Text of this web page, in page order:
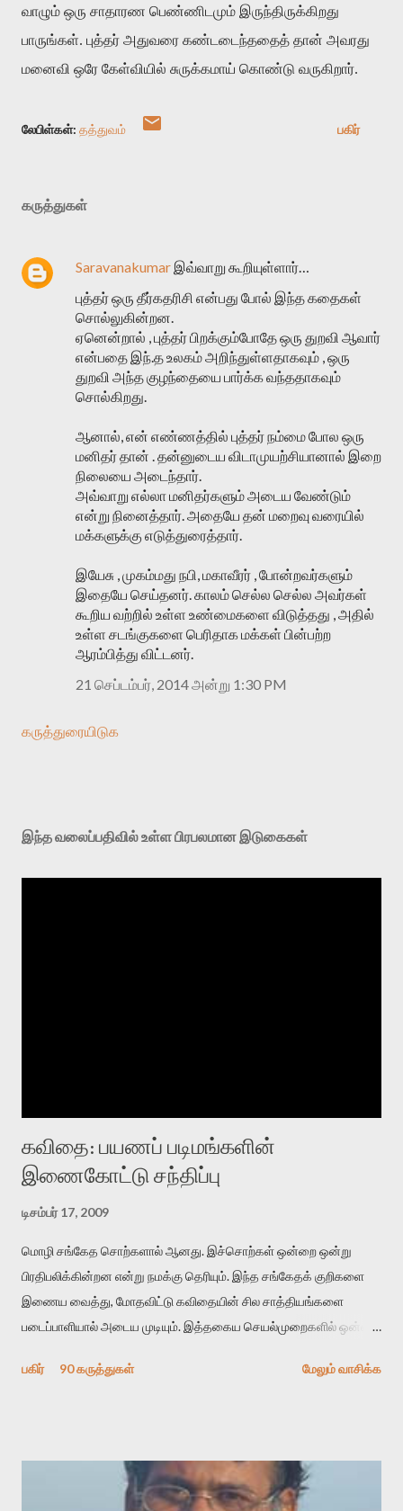
வாழும் ஒரு சாதாரண பெண்ணிடமும் இருந்திருக்கிறது
பாருங்கள். புத்தர் அதுவரை கண்டடைந்ததைத் தான் அவரது
மனைவி ஒரே கேள்வியில் சுருக்கமாய் கொண்டு வருகிறார்.
லேபிள்கள்: தத்துவம் பகிர்
கருத்துகள்
Saravanakumar இவ்வாறு கூறியுள்ளார்…
புத்தர் ஒரு தீர்கதரிசி என்பது போல் இந்த கதைகள்
சொல்லுகின்றன.
ஏனென்றால் , புத்தர் பிறக்கும்போதே ஒரு துறவி ஆவார்
என்பதை இந்.த உலகம் அறிந்துள்ளதாகவும் , ஒரு
துறவி அந்த குழந்தையை பார்க்க வந்ததாகவும்
சொல்கிறது.
ஆனால், என் எண்ணத்தில் புத்தர் நம்மை போல ஒரு
மனிதர் தான் . தன்னுடைய விடாமுயற்சியானால் இறை
நிலையை அடைந்தார்.
அவ்வாறு எல்லா மனிதர்களும் அடைய வேண்டும்
என்று நினைத்தார். அதையே தன் மறைவு வரையில்
மக்களுக்கு எடுத்துரைத்தார்.
இயேசு , முகம்மது நபி, மகாவீரர் , போன்றவர்களும்
இதையே செய்தனர். காலம் செல்ல செல்ல அவர்கள்
கூறிய வற்றில் உள்ள உண்மைகளை விடுத்தது , அதில்
உள்ள சடங்குகளை பெரிதாக மக்கள் பின்பற்ற
ஆரம்பித்து விட்டனர்.
21 செப்டம்பர், 2014 அன்று 1:30 PM
கருத்துரையிடுக
இந்த வலைப்பதிவில் உள்ள பிரபலமான இடுகைகள்
கவிதை: பயணப் படிமங்களின்
இணைகோட்டு சந்திப்பு
டிசம்பர் 17, 2009
மொழி சங்கேத சொற்களால் ஆனது. இச்சொற்கள் ஒன்றை ஒன்று
பிரதிபலிக்கின்றன என்று நமக்கு தெரியும். இந்த சங்கேதக் குறிகளை
இணைய வைத்து, மோதவிட்டு கவிதையின் சில சாத்தியங்களை
படைப்பாளியால் அடைய முடியும். இத்தகைய செயல்முறைகளில் ஒன்றை
காலத்தில் ஜாலவித்தைக்காரர்கள் வந்து போன பின் அவர்களின்
அதிகமாக்கும். கொல்லாது. ஒரு கனவை மீட்டெடுப்பதன் நோக்கம்
என்னவாக இருக்கும்? கவிதையின் அரூப இயக்கத்தை பொதுவயமாக
பகிர் 90 கருத்துகள் மேலும் வாசிக்க